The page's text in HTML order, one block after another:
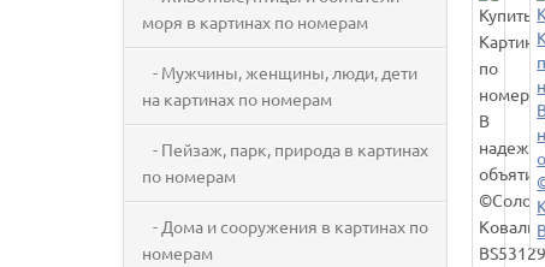
моря в картинах по номерам
- Мужчины, женщины, люди, дети
на картинах по номерам
- Пейзаж, парк, природа в картинах
по номерам
- Дома и сооружения в картинах по
номерам